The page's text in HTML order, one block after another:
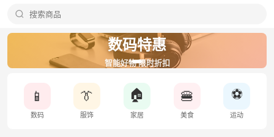
数码特惠
智能好物 限时折扣
📱
数码
👔
服饰
🏠
家居
🍔
美食
⚽
运动